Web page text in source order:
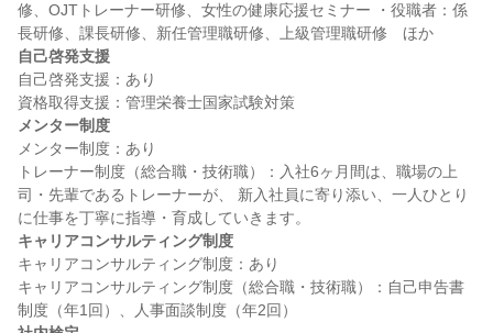
修、OJTトレーナー研修、女性の健康応援セミナー ・役職者：係
自己啓発支援
自己啓発支援：あり
メンター制度
メンター制度：あり
トレーナー制度（総合職・技術職）：入社6ヶ月間は、職場の上
司・先輩であるトレーナーが、 新入社員に寄り添い、一人ひとり
キャリアコンサルティング制度
キャリアコンサルティング制度：あり
キャリアコンサルティング制度（総合職・技術職）：自己申告書